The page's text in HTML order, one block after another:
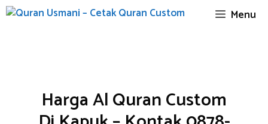
Skip
Menu
Harga Al Quran Custom